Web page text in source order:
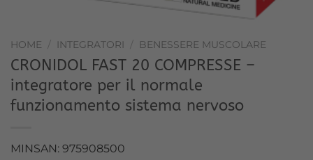
HOME / INTEGRATORI / BENESSERE MUSCOLARE
CRONIDOL FAST 20 COMPRESSE –
integratore per il normale
funzionamento sistema nervoso
MINSAN: 975908500